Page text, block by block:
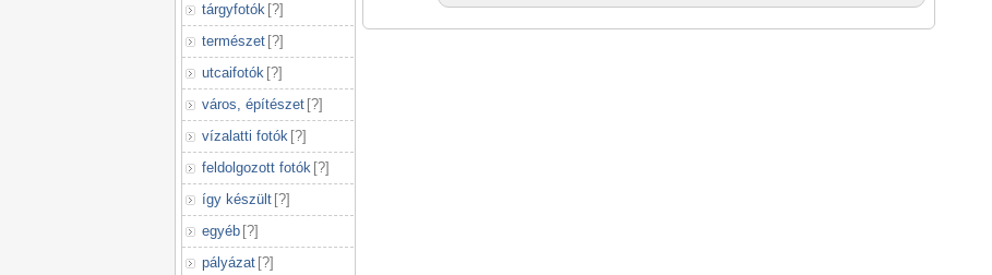
tárgyfotók [?]
természet [?]
utcaifotók [?]
város, építészet [?]
vízalatti fotók [?]
feldolgozott fotók [?]
így készült [?]
egyéb [?]
pályázat [?]